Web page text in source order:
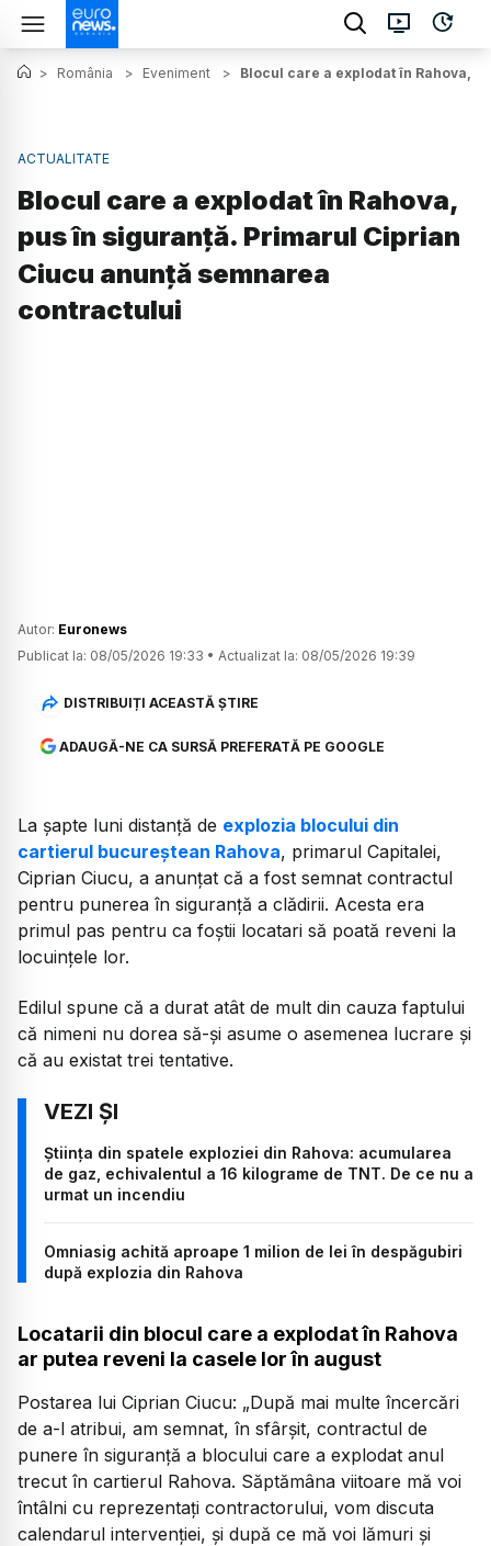
> România > Eveniment > Blocul care a explodat în Rahova,
ACTUALITATE
Blocul care a explodat în Rahova,
pus în siguranță. Primarul Ciprian
Ciucu anunță semnarea
contractului
Autor: Euronews
Publicat la: 08/05/2026 19:33 • Actualizat la: 08/05/2026 19:39
DISTRIBUIȚI ACEASTĂ ȘTIRE
ADAUGĂ-NE CA SURSĂ PREFERATĂ PE GOOGLE
La șapte luni distanță de explozia blocului din
cartierul bucureștean Rahova, primarul Capitalei,
Ciprian Ciucu, a anunțat că a fost semnat contractul
pentru punerea în siguranță a clădirii. Acesta era
primul pas pentru ca foștii locatari să poată reveni la
locuințele lor.
Edilul spune că a durat atât de mult din cauza faptului
că nimeni nu dorea să-și asume o asemenea lucrare și
că au existat trei tentative.
Știința din spatele exploziei din Rahova: acumularea
de gaz, echivalentul a 16 kilograme de TNT. De ce nu a
urmat un incendiu
Omniasig achită aproape 1 milion de lei în despăgubiri
după explozia din Rahova
Locatarii din blocul care a explodat în Rahova
ar putea reveni la casele lor în august
Postarea lui Ciprian Ciucu: „După mai multe încercări
de a-l atribui, am semnat, în sfârșit, contractul de
punere în siguranță a blocului care a explodat anul
trecut în cartierul Rahova. Săptămâna viitoare mă voi
întâlni cu reprezentați contractorului, vom discuta
calendarul intervenției, și după ce mă voi lămuri și